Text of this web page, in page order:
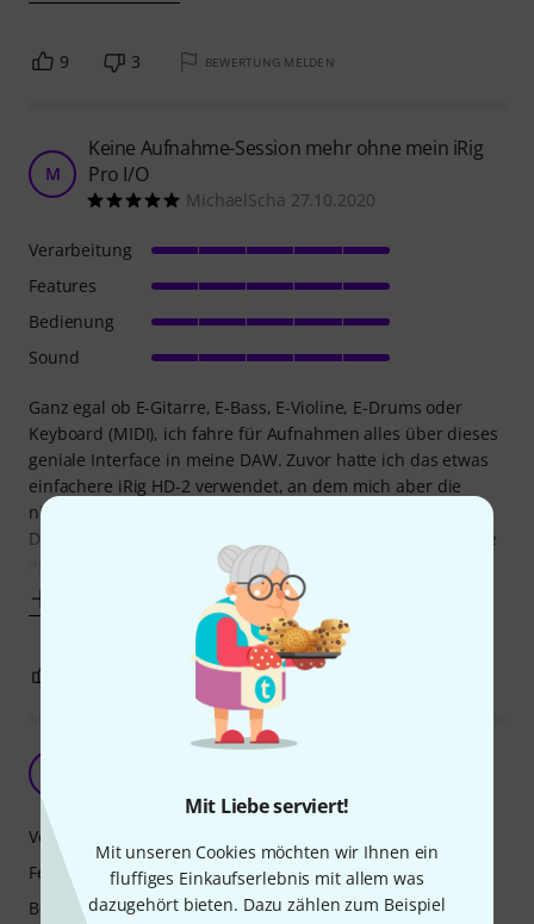
Mit Liebe serviert!
Mit unseren Cookies möchten wir Ihnen ein
fluffiges Einkaufserlebnis mit allem was
dazugehört bieten. Dazu zählen zum Beispiel
9 3 BEWERTUNG MELDEN
M
Keine Aufnahme-Session mehr ohne mein iRig
Pro I/O
MichaelScha 27.10.2020
Ganz egal ob E-Gitarre, E-Bass, E-Violine, E-Drums oder
Keyboard (MIDI), ich fahre für Aufnahmen alles über dieses
geniale Interface in meine DAW. Zuvor hatte ich das etwas
einfachere iRig HD-2 verwendet, an dem mich aber die
nicht so einfach nachvollziehbaren Einstellungen der
Drehregler (Gain und Volume) gestört haben, insbesondere
wenn ich das Gerät über mehrere
Verarbeitung
Features
Bedienung
Sound
BEWERTUNG MELDEN
Verarbeitung
Features
Bedienung